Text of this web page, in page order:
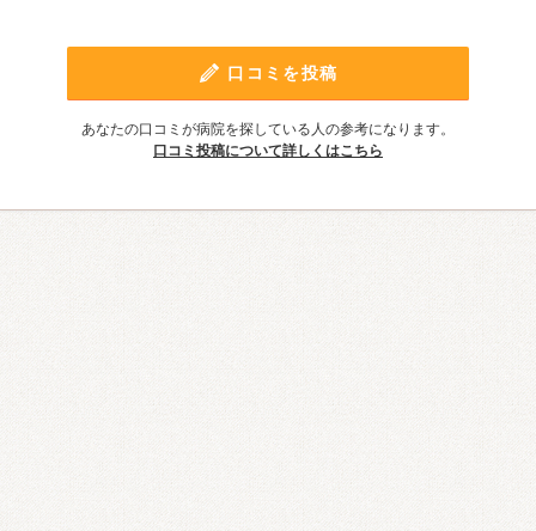
口コミを投稿
あなたの口コミが病院を探している人の参考になります。
口コミ投稿について詳しくはこちら